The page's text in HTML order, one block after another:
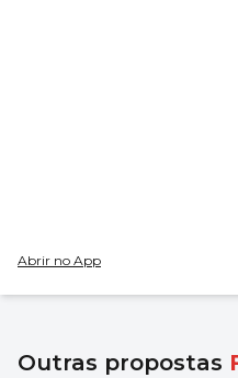
Abrir no App
Outras propostas